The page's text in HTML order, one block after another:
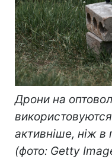
Дрони на
активніше, ніж в
(фото: Getty